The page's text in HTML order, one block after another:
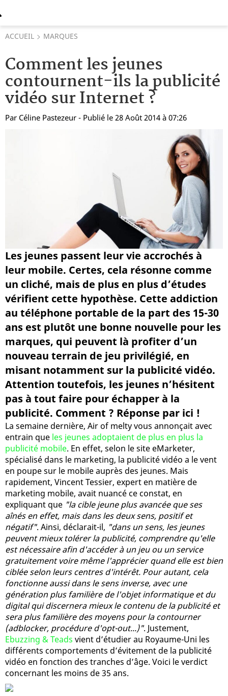
ACCUEIL MARQUES
Comment les jeunes
contournent-ils la publicité
vidéo sur Internet ?
Par Céline Pastezeur - Publié le 28 Août 2014 à 07:26
Les jeunes passent leur vie accrochés à
leur mobile. Certes, cela résonne comme
un cliché, mais de plus en plus d’études
vérifient cette hypothèse. Cette addiction
au téléphone portable de la part des 15-30
ans est plutôt une bonne nouvelle pour les
marques, qui peuvent là profiter d’un
nouveau terrain de jeu privilégié, en
misant notamment sur la publicité vidéo.
Attention toutefois, les jeunes n’hésitent
pas à tout faire pour échapper à la
publicité. Comment ? Réponse par ici !
La semaine dernière, Air of melty vous annonçait avec
entrain que les jeunes adoptaient de plus en plus la
publicité mobile. En effet, selon le site eMarketer,
spécialisé dans le marketing, la publicité vidéo a le vent
en poupe sur le mobile auprès des jeunes. Mais
rapidement, Vincent Tessier, expert en matière de
marketing mobile, avait nuancé ce constat, en
expliquant que "la cible jeune plus avancée que ses
aînés en effet, mais dans les deux sens, positif et
négatif". Ainsi, déclarait-il, "dans un sens, les jeunes
peuvent mieux tolérer la publicité, comprendre qu'elle
est nécessaire afin d'accéder à un jeu ou un service
gratuitement voire même l'apprécier quand elle est bien
ciblée selon leurs centres d'intérêt. Pour autant, cela
fonctionne aussi dans le sens inverse, avec une
génération plus familière de l'objet informatique et du
digital qui discernera mieux le contenu de la publicité et
sera plus familière des moyens pour la contourner
(adblocker, procédure d'opt-out...)". Justement,
Ebuzzing & Teads vient d’étudier au Royaume-Uni les
différents comportements d’évitement de la publicité
vidéo en fonction des tranches d’âge. Voici le verdict
concernant les moins de 35 ans.